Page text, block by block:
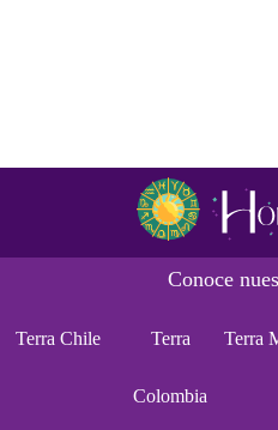
Conoce
Terra Chile Terra
Colombia
Terra